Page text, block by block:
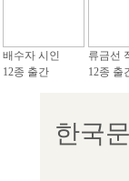
배수자 시인
12종 출간
류금선
12종 출
한국